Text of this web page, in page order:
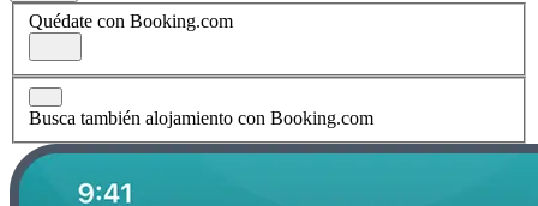
Quédate con Booking.com
Busca también alojamiento con Booking.com